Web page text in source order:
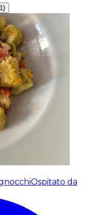
Ospitato da